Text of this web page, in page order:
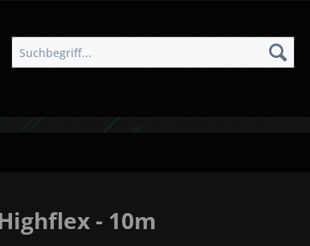
- 10m